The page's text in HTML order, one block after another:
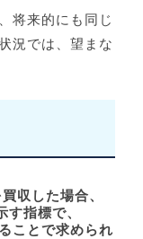
将来的にも同じ
況では、望まな
収した場合、
指標で、
ことで求められ